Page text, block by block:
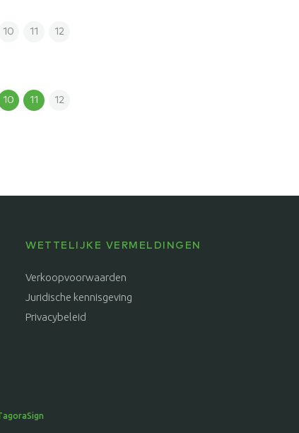
10 11 12
10 11 12
WETTELIJKE VERMELDINGEN
Verkoopvoorwaarden
Juridische kennisgeving
Privacybeleid